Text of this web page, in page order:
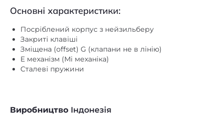
Основні характеристики:
Посріблений корпус з нейзильберу
Закриті клавіші
Зміщена (offset) G (клапани не в лінію)
E механізм (Мі механіка)
Сталеві пружини
Виробництво Індонезія